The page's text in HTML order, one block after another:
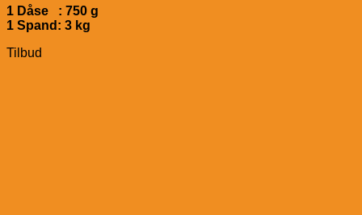
1 Dåse : 750 g
1 Spand: 3 kg
Tilbud